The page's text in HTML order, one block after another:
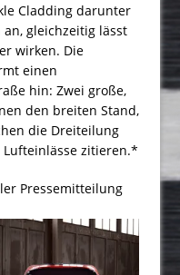
Cladding darunter
gleichzeitig lässt
wirken. Die
einen
hin: Zwei große,
den breiten Stand,
die Dreiteilung
zitieren.*
Pressemitteilung